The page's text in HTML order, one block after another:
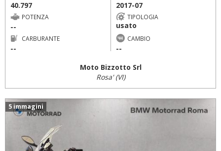
40.797 2017-07
POTENZA
--
TIPOLOGIA
usato
CARBURANTE
--
CAMBIO
--
Moto Bizzotto Srl
Rosa' (VI)
5 immagini